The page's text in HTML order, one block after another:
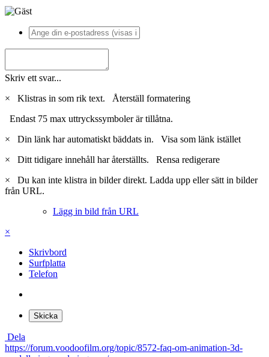
Skriv ett svar...
×
Klistras in som rik text. Återställ formatering
Endast 75 max uttryckssymboler är tillåtna.
×
Din länk har automatiskt bäddats in. Visa som länk istället
×
Ditt tidigare innehåll har återställts. Rensa redigerare
×
Du kan inte klistra in bilder direkt. Ladda upp eller sätt in bilder
från URL.
Lägg in bild från URL
×
Skrivbord
Surfplatta
Telefon
Skicka
Dela
https://forum.voodoofilm.org/topic/8572-faq-om-animation-3d-